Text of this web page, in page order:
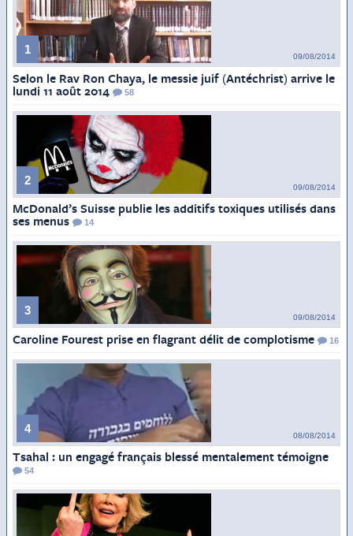
1
09/08/2014
Selon le Rav Ron Chaya, le messie juif (Antéchrist) arrive le
lundi 11 août 2014
58
2
09/08/2014
McDonald’s Suisse publie les additifs toxiques utilisés dans
ses menus
14
3
09/08/2014
Caroline Fourest prise en flagrant délit de complotisme 16
4
08/08/2014
Tsahal : un engagé français blessé mentalement témoigne
54